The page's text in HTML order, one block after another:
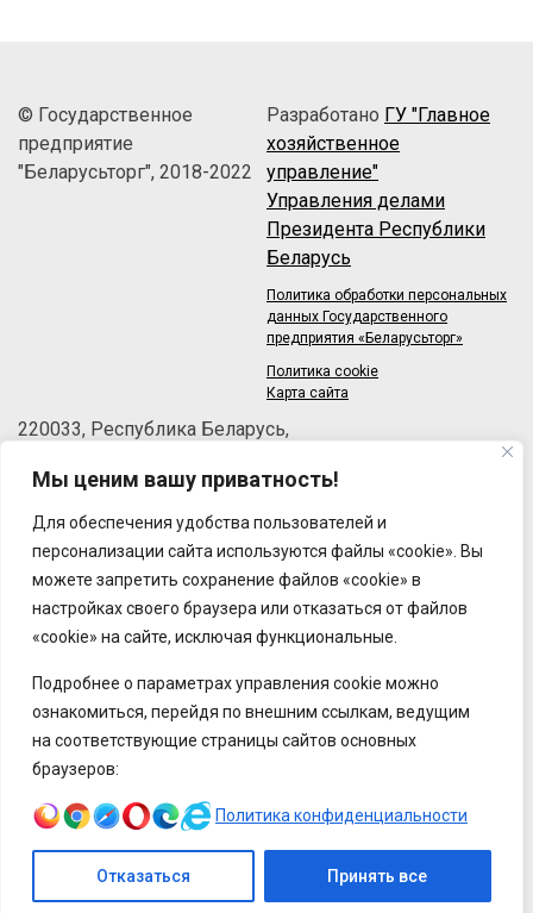
Мы ценим вашу приватность!
Для обеспечения удобства пользователей и
персонализации сайта используются файлы «cookie». Вы
можете запретить сохранение файлов «cookie» в
настройках своего браузера или отказаться от файлов
«cookie» на сайте, исключая функциональные.
Подробнее о параметрах управления cookie можно
ознакомиться, перейдя по внешним ссылкам, ведущим
на соответствующие страницы сайтов основных
браузеров:
Политика конфиденциальности
Отказаться Принять все
© Государственное
предприятие
"Беларусьторг", 2018-2022
Разработано ГУ "Главное
хозяйственное
управление"
Управления делами
Президента Республики
Беларусь
Политика обработки персональных
данных Государственного
предприятия «Беларусьторг»
Политика cookie
Карта сайта
220033, Республика Беларусь,
Телефон: +375 (17) 215-63-33
Факс: +375 (17) 270-30-50
Email:brt@brt.by